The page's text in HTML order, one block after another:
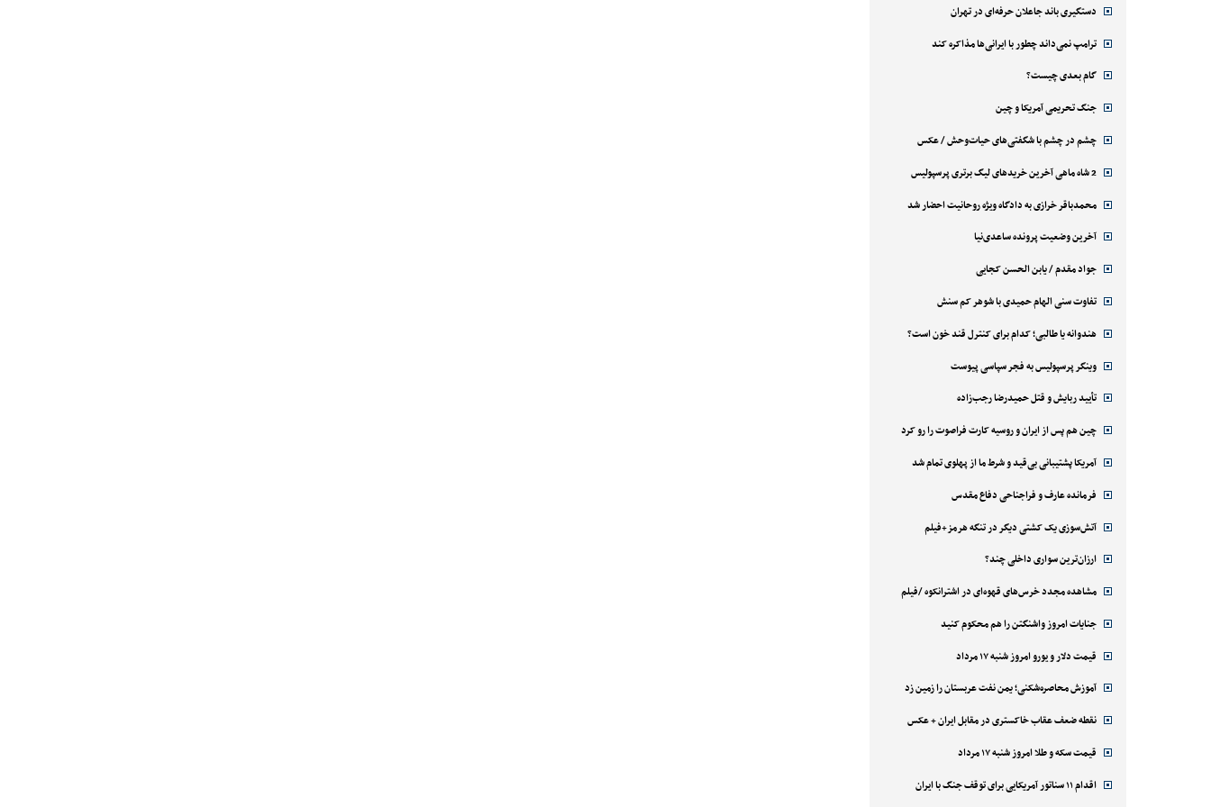
دستگیری باند جاعلان حرفه‌ای در تهران
ترامپ نمی‌داند چطور با ایرانی‌ها مذاکره کند
گام بعدی چیست؟
جنگ تحریمی آمریکا و چین
چشم در چشم با شگفتی‌های حیات‌وحش / عکس
2 شاه ماهی آخرین خریدهای لیگ برتری پرسپولیس
محمدباقر خرازی به دادگاه ویژه روحانیت احضار شد
آخرین وضعیت پرونده ساعدی‌نیا
جواد مقدم / یابن الحسن کجایی
تفاوت سنی الهام حمیدی با شوهر کم سنش
هندوانه یا طالبی؛ کدام‌ برای کنترل قند خون است؟
وینگر پرسپولیس به فجر سپاسی پیوست
تأیید ربایش و قتل حمیدرضا رجب‌زاده
چین هم پس از ایران و روسیه کارت فراصوت را رو کرد
آمریکا پشتیبانی بی‌قید و شرط ما از پهلوی تمام شد
فرمانده عارف و فراجناحی دفاع مقدس
آتش‌سوزی یک کشتی دیگر در تنگه هرمز+فیلم
ارزان‌ترین سواری داخلی چند؟
مشاهده مجدد خرس‌های قهوه‌ای در اشترانکوه /فیلم
جنایات امروز واشنگتن را هم محکوم کنید
قیمت دلار و یورو امروز شنبه ۱۷ مرداد
آموزش محاصره‌شکنی؛ یمن نفت عربستان را زمین زد
نقطه ضعف عقاب خاکستری در مقابل ایران + عکس
قیمت سکه و طلا امروز شنبه ۱۷ مرداد
اقدام ۱۱ سناتور آمریکایی برای توقف جنگ با ایران